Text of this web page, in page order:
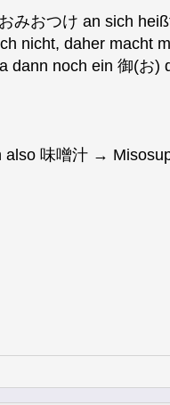
みおつけ an sich
nicht, daher macht
dann noch ein 御(お)
also 味噌汁 →